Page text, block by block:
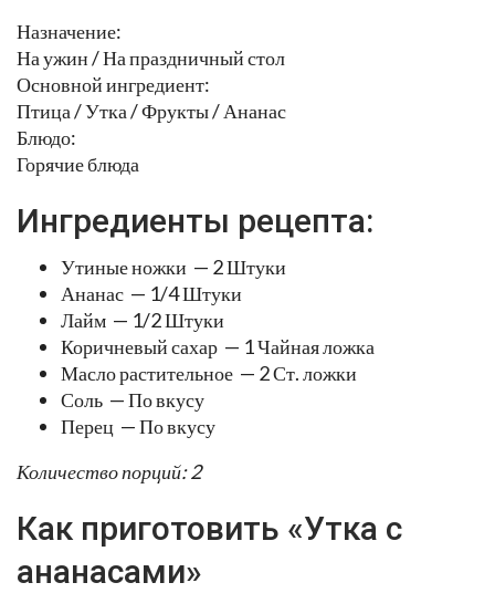
Назначение:
На ужин / На праздничный стол
Основной ингредиент:
Птица / Утка / Фрукты / Ананас
Блюдо:
Горячие блюда
Ингредиенты рецепта:
Утиные ножки — 2 Штуки
Ананас — 1/4 Штуки
Лайм — 1/2 Штуки
Коричневый сахар — 1 Чайная ложка
Масло растительное — 2 Ст. ложки
Соль — По вкусу
Перец — По вкусу
Количество порций: 2
Как приготовить «Утка с
ананасами»